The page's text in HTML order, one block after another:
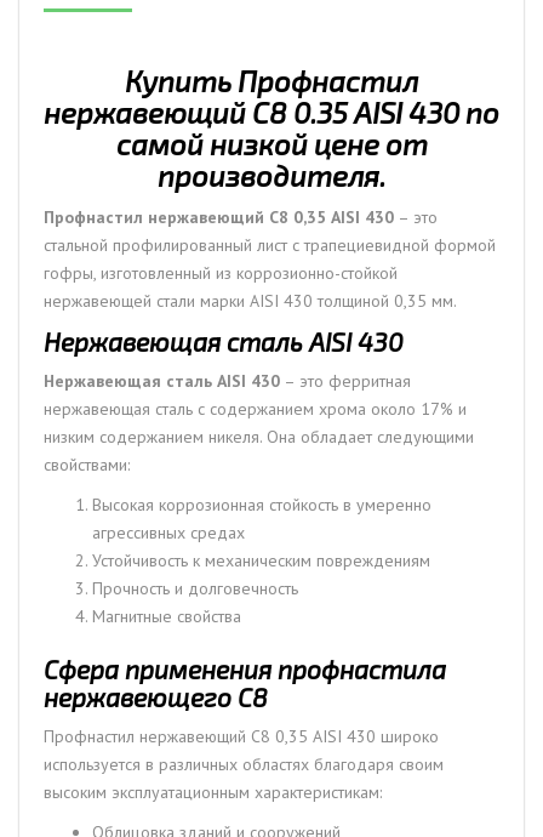
Купить Профнастил
нержавеющий С8 0.35 AISI 430 по
самой низкой цене от
производителя.
Профнастил нержавеющий С8 0,35 AISI 430 – это
стальной профилированный лист с трапециевидной формой
гофры, изготовленный из коррозионно-стойкой
нержавеющей стали марки AISI 430 толщиной 0,35 мм.
Нержавеющая сталь AISI 430
Нержавеющая сталь AISI 430 – это ферритная
нержавеющая сталь с содержанием хрома около 17% и
низким содержанием никеля. Она обладает следующими
свойствами:
Высокая коррозионная стойкость в умеренно
агрессивных средах
Устойчивость к механическим повреждениям
Прочность и долговечность
Магнитные свойства
Сфера применения профнастила
нержавеющего С8
Профнастил нержавеющий С8 0,35 AISI 430 широко
используется в различных областях благодаря своим
высоким эксплуатационным характеристикам:
Облицовка зданий и сооружений